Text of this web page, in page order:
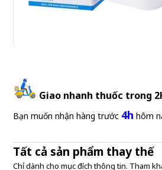
920.000 đ
920,000 đ/Cái
Giao nhanh thuốc trong
Bạn muốn nhận hàng trước 4h hôm
Tất cả sản phẩm thay thế
Chỉ dành cho mục đích thông tin. Tham